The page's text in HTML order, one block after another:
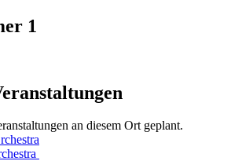
1
an diesem Ort geplant.